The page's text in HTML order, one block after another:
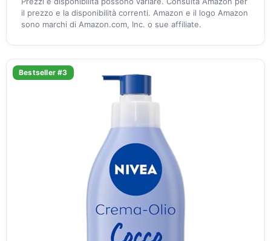
il prezzo e la disponibilità correnti. Amazon e il logo Amazon
sono marchi di Amazon.com, Inc. o sue affiliate.
Bestseller #3